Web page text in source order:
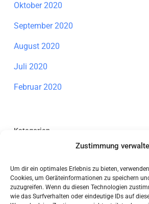
Zustimmung
Um dir ein optimales Erlebnis zu bieten,
Cookies, um Geräteinformationen zu speichern
zuzugreifen. Wenn du diesen Technologien
wie das Surfverhalten oder eindeutige IDs auf
Oktober 2020
September 2020
August 2020
Juli 2020
Februar 2020
Kategorien
Individuelle Förderung Mathematik
Information